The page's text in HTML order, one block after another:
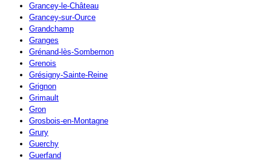
Grancey-le-Château
Grancey-sur-Ource
Grandchamp
Granges
Grénand-lès-Sombernon
Grenois
Grésigny-Sainte-Reine
Grignon
Grimault
Gron
Grosbois-en-Montagne
Grury
Guerchy
Guerfand